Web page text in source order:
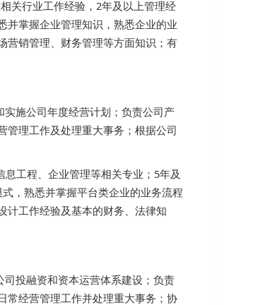
关行业工作经验，2年及以上管理经
并掌握企业管理知识，熟悉企业的业
营销管理、财务管理等方面知识；有
施公司年度经营计划；负责公司产
管理工作及处理重大事务；根据公司
工程、企业管理等相关专业；5年及
，熟悉并掌握平台类企业的业务流程
计工作经验及基本的财务、法律知
投融资和资本运营体系建设；负责
常经营管理工作并处理重大事务；协